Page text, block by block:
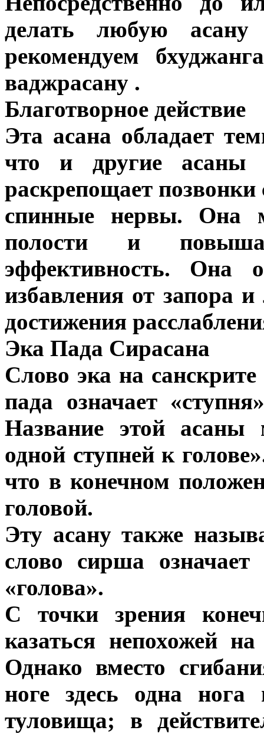
делать любую
рекомендуем
ваджрасану .
Благотворное действие
Эта асана обладает
что и другие асаны
раскрепощает позвонки
спинные нервы. Она
полости и
эффективность. Она
избавления от запора
достижения
Эка Пада Сирасана
Слово эка на
пада означает
Название этой асаны
одной ступней к
что в конечном
головой.
Эту асану также
слово сирша
«голова».
С точки зрения
казаться непохожей
Однако вместо
ноге здесь одна нога
туловища; в